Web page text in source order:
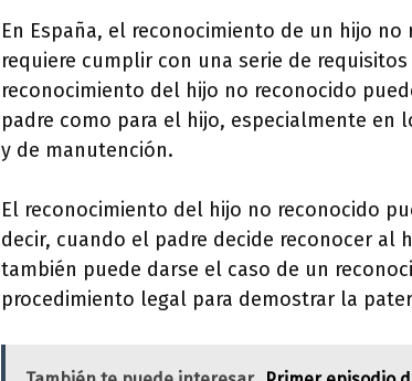
En España, el reconocimiento de un hijo
requiere cumplir con una serie de
reconocimiento del hijo no reconocido
padre como para el hijo, especialmente en
y de manutención.
El reconocimiento del hijo no reconocido
decir, cuando el padre decide reconocer al
también puede darse el caso de un
procedimiento legal para demostrar la